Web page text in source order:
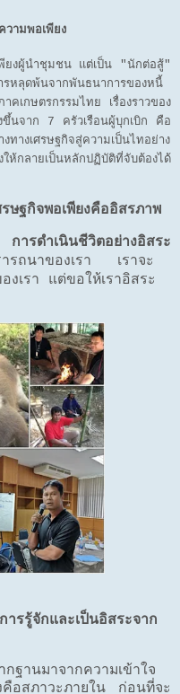
วามพอเพียง
งผู้นำชุมชน แต่เป็น "นักต่อสู้"
รหลุดพ้นจากพันธนาการของหนี้
คเกษตรกรรมไทย เรื่องราวของ
นจาก 7 ครัวเรือนผู้บุกเบิก คือ
ทางเศรษฐกิจสู่ความเป็นไทอย่าง
ลายเป็นหลักปฏิบัติที่จับต้องได้
ษฐกิจพอเพียงคืออิสรภาพ
การดำเนินชีวิตอย่างอิสระ
ารถนาของเรา เราจะ
เรา แต่ขอให้เราอิสระ
รรู้จักและเป็นอิสระจาก
ฐานมาจากความเข้าใจ
อสภาวะภายใน ก่อนที่จะ